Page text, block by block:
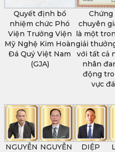
Quyết định bổ
nhiệm chức Phó
Viện Trưởng Viện
Mỹ Nghệ Kim Hoàn
Đá Quý Việt Nam
(GJA)
Chứng
chuyên
là một
giải
với tất cả
nhân
động
vực
NGUYỄN NGUYỄN
DIỆP